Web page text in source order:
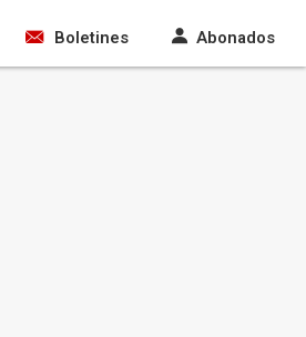
Boletines Abonados